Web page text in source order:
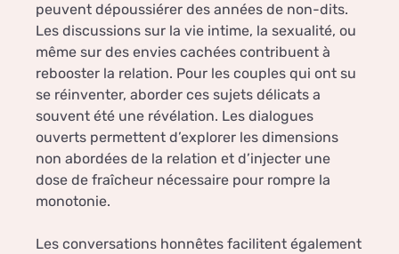
peuvent dépoussiérer des années de non-dits.
Les discussions sur la vie intime, la sexualité, ou
même sur des envies cachées contribuent à
rebooster la relation. Pour les couples qui ont su
se réinventer, aborder ces sujets délicats a
souvent été une révélation. Les dialogues
ouverts permettent d’explorer les dimensions
non abordées de la relation et d’injecter une
dose de fraîcheur nécessaire pour rompre la
monotonie.
Les conversations honnêtes facilitent également